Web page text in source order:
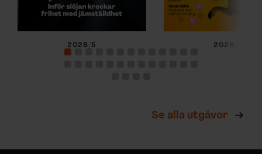
2026/5 2026/4
Se alla utgåvor